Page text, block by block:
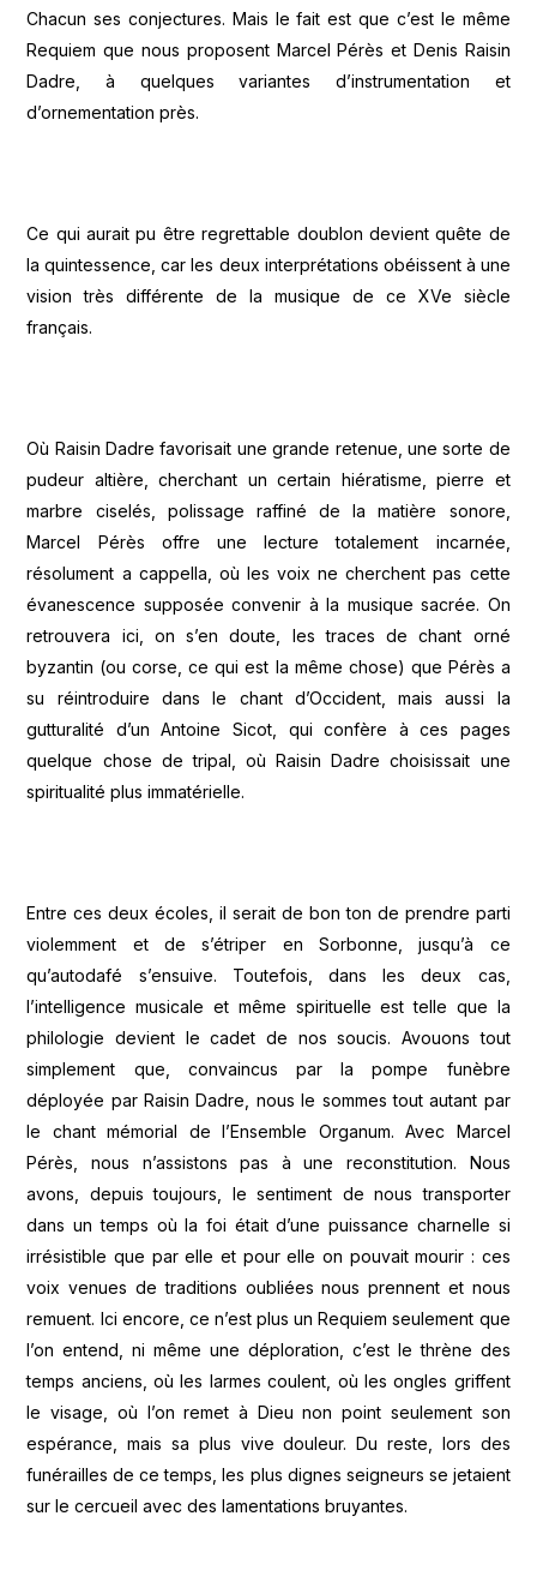
Chacun ses conjectures. Mais le fait est que c’est le même
Requiem que nous proposent Marcel Pérès et Denis Raisin
Dadre, à quelques variantes d’instrumentation et
d’ornementation près.
Ce qui aurait pu être regrettable doublon devient quête de
la quintessence, car les deux interprétations obéissent à une
vision très différente de la musique de ce XVe siècle
français.
Où Raisin Dadre favorisait une grande retenue, une sorte de
pudeur altière, cherchant un certain hiératisme, pierre et
marbre ciselés, polissage raffiné de la matière sonore,
Marcel Pérès offre une lecture totalement incarnée,
résolument a cappella, où les voix ne cherchent pas cette
évanescence supposée convenir à la musique sacrée. On
retrouvera ici, on s’en doute, les traces de chant orné
byzantin (ou corse, ce qui est la même chose) que Pérès a
su réintroduire dans le chant d’Occident, mais aussi la
gutturalité d’un Antoine Sicot, qui confère à ces pages
quelque chose de tripal, où Raisin Dadre choisissait une
spiritualité plus immatérielle.
Entre ces deux écoles, il serait de bon ton de prendre parti
violemment et de s’étriper en Sorbonne, jusqu’à ce
qu’autodafé s’ensuive. Toutefois, dans les deux cas,
l’intelligence musicale et même spirituelle est telle que la
philologie devient le cadet de nos soucis. Avouons tout
simplement que, convaincus par la pompe funèbre
déployée par Raisin Dadre, nous le sommes tout autant par
le chant mémorial de l’Ensemble Organum. Avec Marcel
Pérès, nous n’assistons pas à une reconstitution. Nous
avons, depuis toujours, le sentiment de nous transporter
dans un temps où la foi était d’une puissance charnelle si
irrésistible que par elle et pour elle on pouvait mourir : ces
voix venues de traditions oubliées nous prennent et nous
remuent. Ici encore, ce n’est plus un Requiem seulement que
l’on entend, ni même une déploration, c’est le thrène des
temps anciens, où les larmes coulent, où les ongles griffent
le visage, où l’on remet à Dieu non point seulement son
espérance, mais sa plus vive douleur. Du reste, lors des
funérailles de ce temps, les plus dignes seigneurs se jetaient
sur le cercueil avec des lamentations bruyantes.